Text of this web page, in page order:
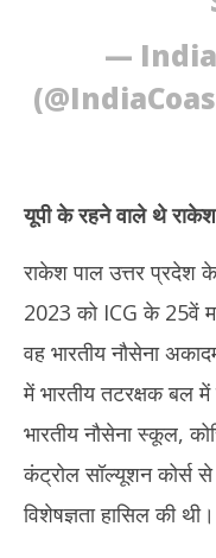
—
यूपी के रहने वाले थे
राकेश पाल उत्तर प्रदेश
2023 को ICG के 25वें
वह भारतीय नौसेना
में भारतीय तटरक्षक बल में
भारतीय नौसेना स्कूल,
कंट्रोल सॉल्यूशन कोर्स से
विशेषज्ञता हासिल की थी।